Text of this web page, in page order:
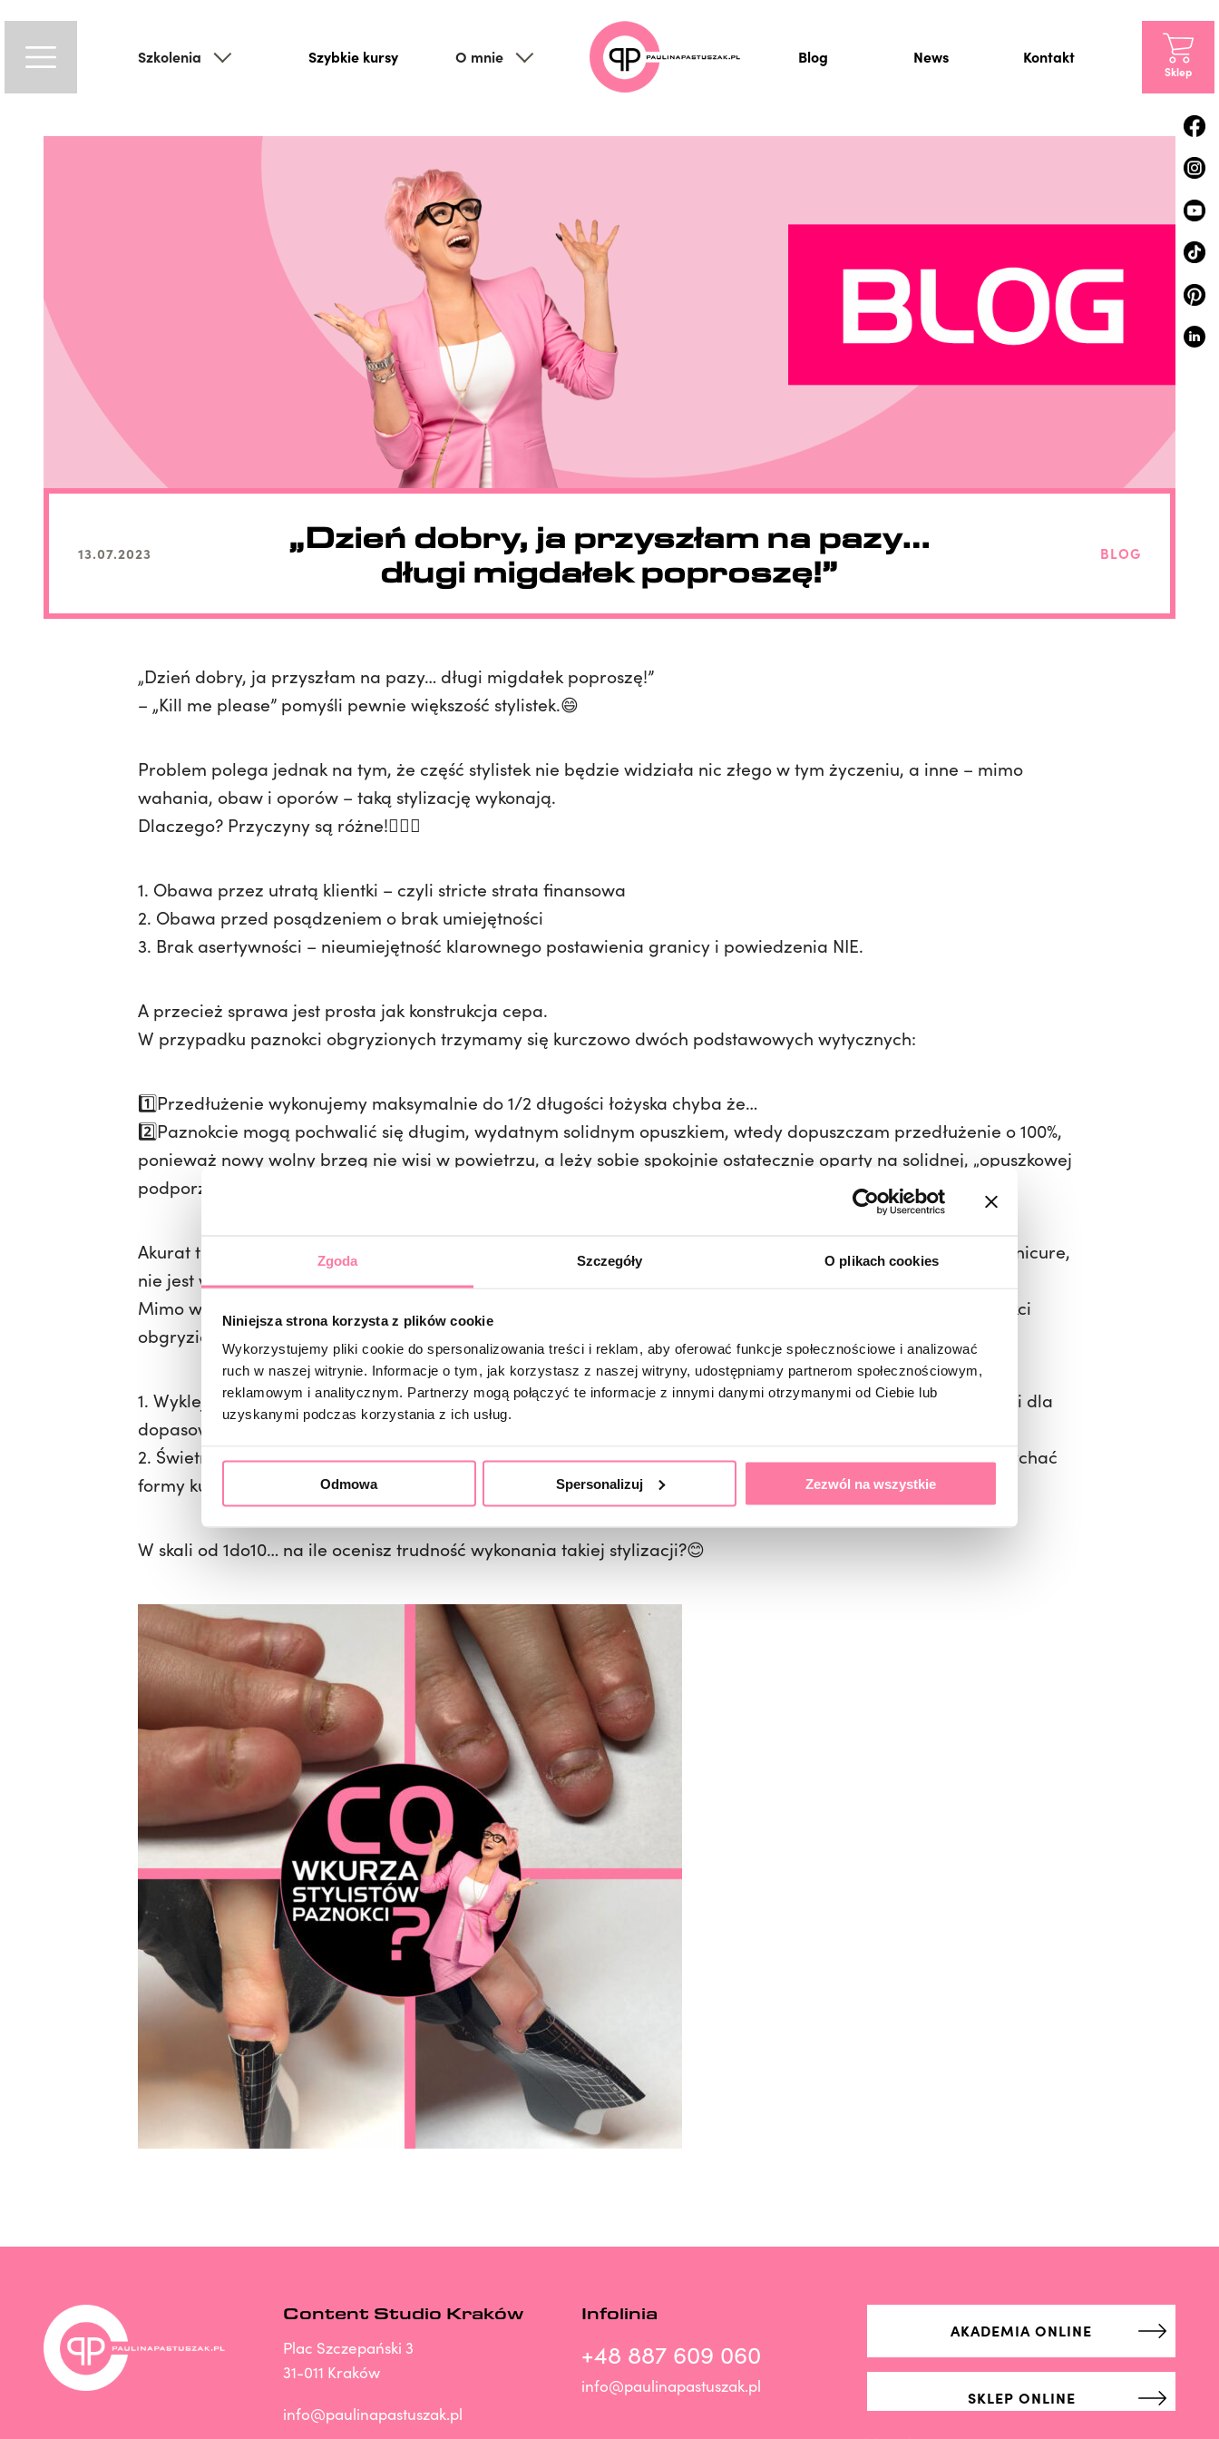
Zgoda Szczegóły O plikach cookies
Niniejsza strona korzysta z plików cookie
Wykorzystujemy pliki cookie do spersonalizowania treści i reklam, aby oferować funkcje społecznościowe i analizować
ruch w naszej witrynie. Informacje o tym, jak korzystasz z naszej witryny, udostępniamy partnerom społecznościowym,
reklamowym i analitycznym. Partnerzy mogą połączyć te informacje z innymi danymi otrzymanymi od Ciebie lub
uzyskanymi podczas korzystania z ich usług.
Odmowa Spersonalizuj Zezwól na wszystkie
Szkolenia Szybkie kursy O mnie Blog News Kontakt
Sklep
13.07.2023 BLOG
„Dzień dobry, ja przyszłam na pazy…
długi migdałek poproszę!”
„Dzień dobry, ja przyszłam na pazy… długi migdałek poproszę!”
– „Kill me please” pomyśli pewnie większość stylistek.😄
Problem polega jednak na tym, że część stylistek nie będzie widziała nic złego w tym życzeniu, a inne – mimo
wahania, obaw i oporów – taką stylizację wykonają.
Dlaczego? Przyczyny są różne!🤦🏽‍♀️
1. Obawa przez utratą klientki – czyli stricte strata finansowa
2. Obawa przed posądzeniem o brak umiejętności
3. Brak asertywności – nieumiejętność klarownego postawienia granicy i powiedzenia NIE.
A przecież sprawa jest prosta jak konstrukcja cepa.
W przypadku paznokci obgryzionych trzymamy się kurczowo dwóch podstawowych wytycznych:
1️⃣Przedłużenie wykonujemy maksymalnie do 1/2 długości łożyska chyba że…
2️⃣Paznokcie mogą pochwalić się długim, wydatnym solidnym opuszkiem, wtedy dopuszczam przedłużenie o 100%,
ponieważ nowy wolny brzeg nie wisi w powietrzu, a leży sobie spokojnie ostatecznie oparty na solidnej, „opuszkowej
podporze”.
Akurat tutaj na zdjęciach widzimy szablon podłożony roboczo, demonstracyjnie! Nie jest wykonany pełen manicure,
nie jest wyrównany i skrócony (tak!) wolny brzeg – dlatego forma jeszcze nie przylega idealnie.
Mimo wszystko widać tu bardzo dobrze dwa elementy których zawsze uczę w kontekście rekonstrukcji paznokci
obgryzionych:
1. Wyklejenie formy na prosto (do prostego wolnego brzegu) by nie trzeba było bawić się w cięcie nożyczkami dla
dopasowania się do tegoż wolnego brzegu.
2. Świetne cięcie boczne które sprawia, że paznokcie będą smukłe i zgrabne, a wydatne fałdy nie będą wypychać
formy ku górze.
W skali od 1do10… na ile ocenisz trudność wykonania takiej stylizacji?😊
Content Studio Kraków
Plac Szczepański 3
31-011 Kraków
info@paulinapastuszak.pl
Infolinia
+48 887 609 060
info@paulinapastuszak.pl
AKADEMIA ONLINE
SKLEP ONLINE